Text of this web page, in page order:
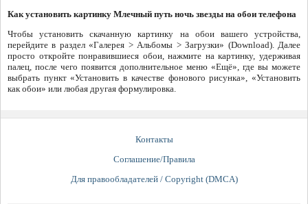
Как установить картинку Млечный путь ночь звезды на обои телефона
Чтобы установить скачанную картинку на обои вашего устройства,
перейдите в раздел «Галерея > Альбомы > Загрузки» (Download). Далее
просто откройте понравившиеся обои, нажмите на картинку, удерживая
палец, после чего появится дополнительное меню «Ещё», где вы можете
выбрать пункт «Установить в качестве фонового рисунка», «Установить
как обои» или любая другая формулировка.
Контакты
Соглашение/Правила
Для правообладателей / Copyright (DMCA)